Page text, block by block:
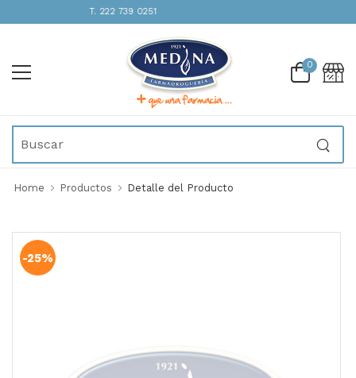
INMEDIATA | T. 222 739 0251
0
Home Productos Detalle del Producto
-25%